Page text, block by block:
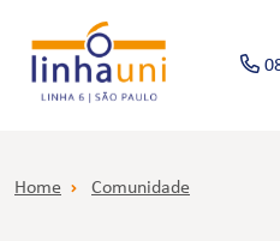
Home Comunidade